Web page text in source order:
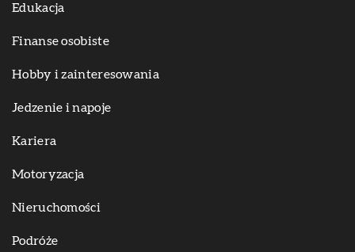
Edukacja
Finanse osobiste
Hobby i zainteresowania
Jedzenie i napoje
Kariera
Motoryzacja
Nieruchomości
Podróże